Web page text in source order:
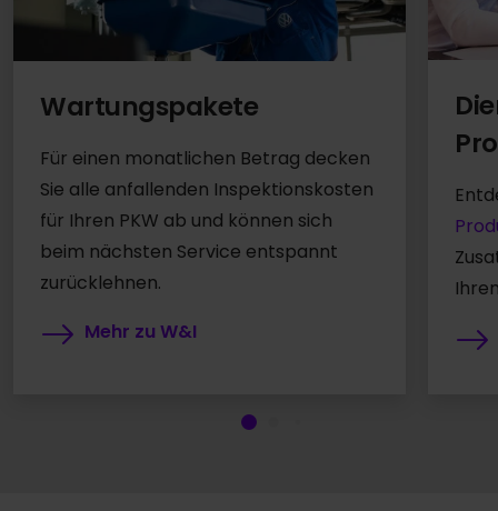
Wartungspakete
Für einen monatlichen Betrag decken
Sie alle anfallenden Inspektionskosten
für Ihren PKW ab und können sich
beim nächsten Service entspannt
zurücklehnen.
Mehr zu W&I